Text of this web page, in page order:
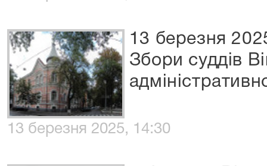
13 березня
Збори суддів
13 березня 2025, 14:30